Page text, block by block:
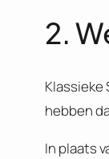
2.
Klassieke
hebben
In plaats